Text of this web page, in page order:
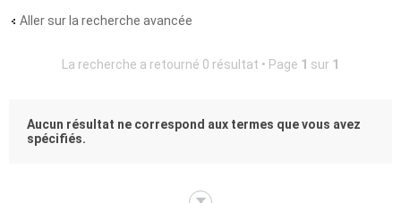
Aller sur la recherche avancée
La recherche a retourné 0 résultat • Page 1 sur 1
Aucun résultat ne correspond aux termes que vous avez
spécifiés.